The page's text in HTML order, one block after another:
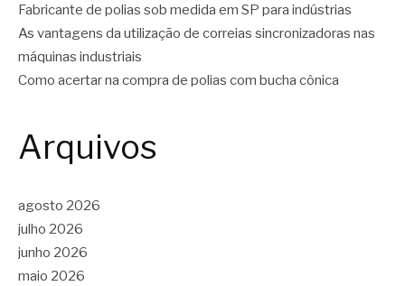
Fabricante de polias sob medida em SP para indústrias
As vantagens da utilização de correias sincronizadoras nas
máquinas industriais
Como acertar na compra de polias com bucha cônica
Arquivos
agosto 2026
julho 2026
junho 2026
maio 2026